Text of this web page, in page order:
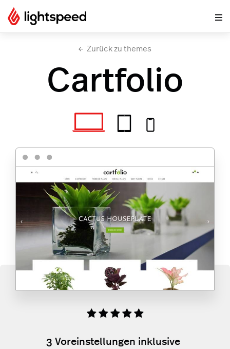
Zurück zu themes
Cartfolio
3 Voreinstellungen inklusive